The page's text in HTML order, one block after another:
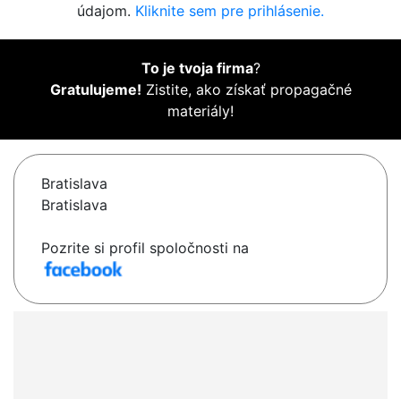
údajom. Kliknite sem pre prihlásenie.
To je tvoja firma?
Gratulujeme! Zistite, ako získať propagačné
materiály!
Bratislava
Bratislava
Pozrite si profil spoločnosti na